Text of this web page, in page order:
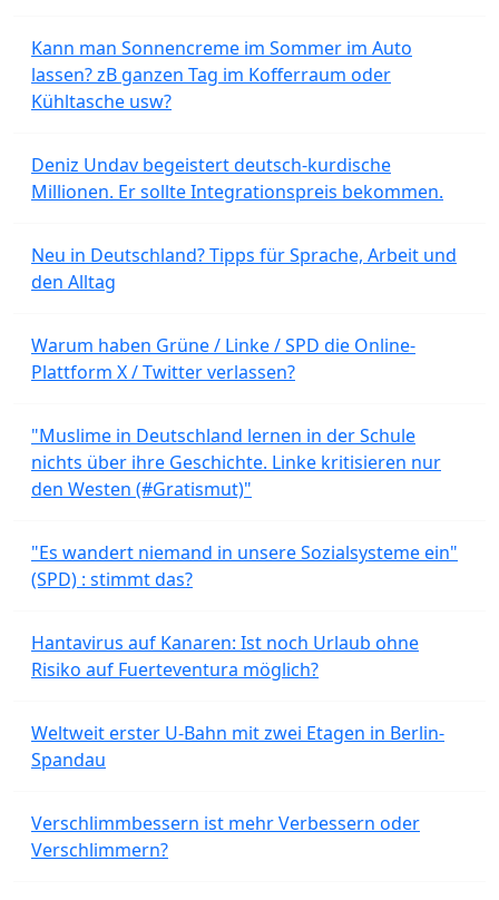
Kann man Sonnencreme im Sommer im Auto
lassen? zB ganzen Tag im Kofferraum oder
Kühltasche usw?
Deniz Undav begeistert deutsch-kurdische
Millionen. Er sollte Integrationspreis bekommen.
Neu in Deutschland? Tipps für Sprache, Arbeit und
den Alltag
Warum haben Grüne / Linke / SPD die Online-
Plattform X / Twitter verlassen?
"Muslime in Deutschland lernen in der Schule
nichts über ihre Geschichte. Linke kritisieren nur
den Westen (#Gratismut)"
"Es wandert niemand in unsere Sozialsysteme ein"
(SPD) : stimmt das?
Hantavirus auf Kanaren: Ist noch Urlaub ohne
Risiko auf Fuerteventura möglich?
Weltweit erster U-Bahn mit zwei Etagen in Berlin-
Spandau
Verschlimmbessern ist mehr Verbessern oder
Verschlimmern?